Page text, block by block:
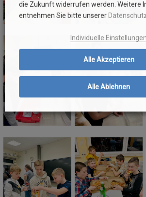
die Zukunft widerrufen werden. Weitere
entnehmen Sie bitte unserer
Individuelle Einstellungen
Alle Akzeptieren
Alle Ablehnen